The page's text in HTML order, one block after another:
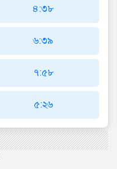
৪:৩৮
৬:৩৯
৭:৫৮
৫:২৬